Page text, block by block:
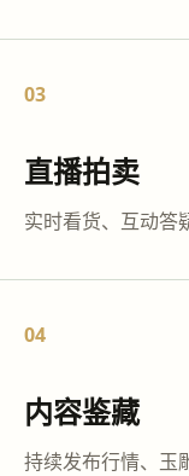
03
直播拍卖
实时看货、互动答
04
内容鉴藏
持续发布行情、玉